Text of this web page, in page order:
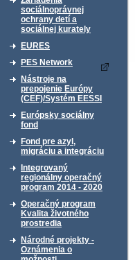
sociálnoprávnej
ochrany detí a
sociálnej kurately
EURES
PES Network
Nástroje na
prepojenie Európy
(CEF)/Systém EESSI
Európsky sociálny
fond
Fond pre azyl,
migráciu a integráciu
Integrovaný
regionálny operačný
program 2014 - 2020
Operačný program
Kvalita životného
prostredia
Národné projekty -
Oznámenia o